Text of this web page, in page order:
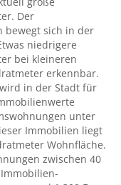
Der
bewegt sich in der
niedrigere
bei kleineren
erkennbar.
in der Stadt für
unter
Immobilien liegt
Wohnfläche.
zwischen 40